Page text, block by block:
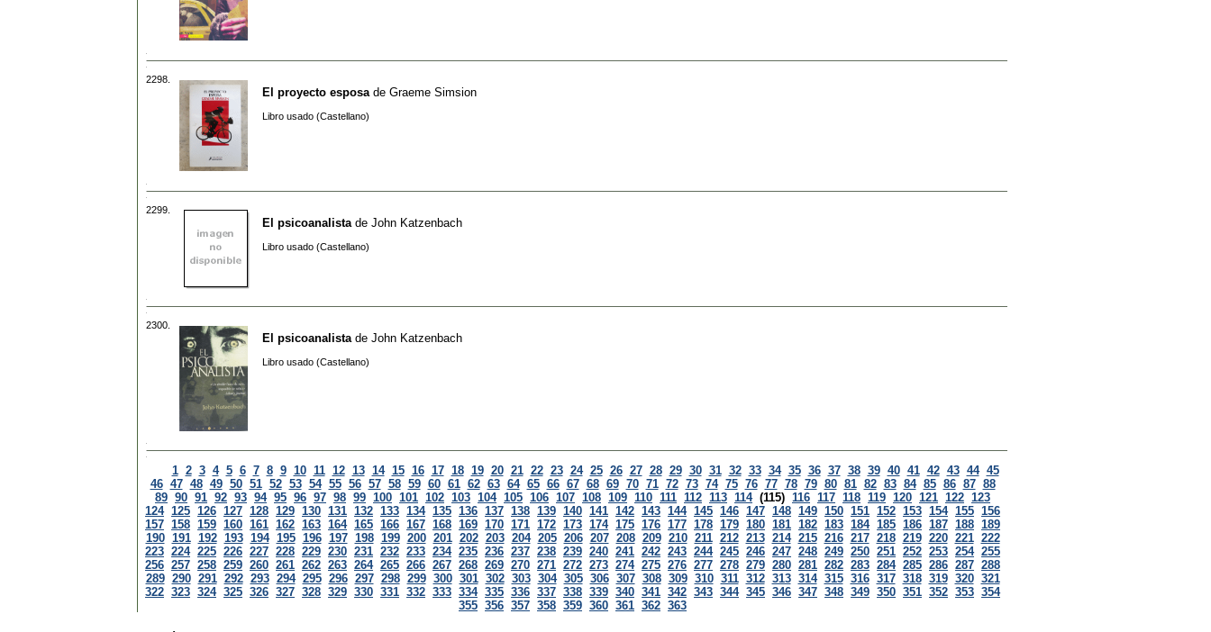
2298.
El proyecto esposa de Graeme Simsion
Libro usado (Castellano)
2299.
El psicoanalista de John Katzenbach
Libro usado (Castellano)
2300.
El psicoanalista de John Katzenbach
Libro usado (Castellano)
1 2 3 4 5 6 7 8 9 10 11 12 13 14 15 16 17 18 19 20 21 22 23 24 25 26 27 28 29 30 31 32 33 34 35 36 37 38 39 40 41 42 43 44 45
46 47 48 49 50 51 52 53 54 55 56 57 58 59 60 61 62 63 64 65 66 67 68 69 70 71 72 73 74 75 76 77 78 79 80 81 82 83 84 85 86 87 88
89 90 91 92 93 94 95 96 97 98 99 100 101 102 103 104 105 106 107 108 109 110 111 112 113 114 (115) 116 117 118 119 120 121 122 123
124 125 126 127 128 129 130 131 132 133 134 135 136 137 138 139 140 141 142 143 144 145 146 147 148 149 150 151 152 153 154 155 156
157 158 159 160 161 162 163 164 165 166 167 168 169 170 171 172 173 174 175 176 177 178 179 180 181 182 183 184 185 186 187 188 189
190 191 192 193 194 195 196 197 198 199 200 201 202 203 204 205 206 207 208 209 210 211 212 213 214 215 216 217 218 219 220 221 222
223 224 225 226 227 228 229 230 231 232 233 234 235 236 237 238 239 240 241 242 243 244 245 246 247 248 249 250 251 252 253 254 255
256 257 258 259 260 261 262 263 264 265 266 267 268 269 270 271 272 273 274 275 276 277 278 279 280 281 282 283 284 285 286 287 288
289 290 291 292 293 294 295 296 297 298 299 300 301 302 303 304 305 306 307 308 309 310 311 312 313 314 315 316 317 318 319 320 321
322 323 324 325 326 327 328 329 330 331 332 333 334 335 336 337 338 339 340 341 342 343 344 345 346 347 348 349 350 351 352 353 354
355 356 357 358 359 360 361 362 363